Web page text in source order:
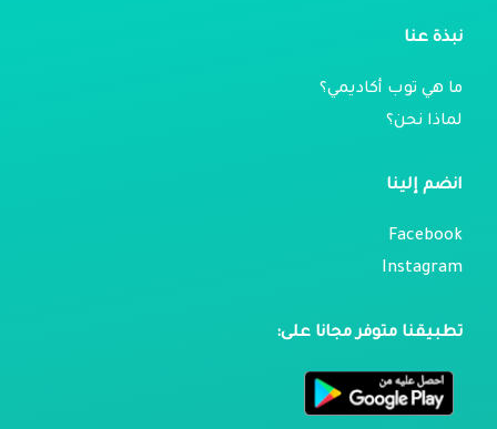
نبذة عنا
ما هي توب أكاديمي؟
لماذا نحن؟
انضم إلينا
Facebook
Instagram
تطبيقنا متوفر مجانا على: